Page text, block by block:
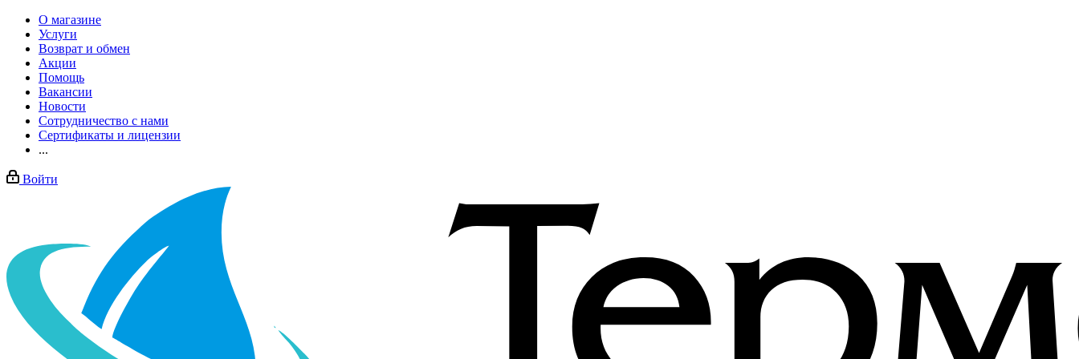
О магазине
Услуги
Возврат и обмен
Акции
Помощь
Вакансии
Новости
Сотрудничество с нами
Сертификаты и лицензии
...
Войти